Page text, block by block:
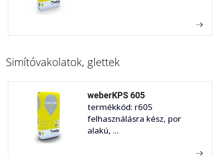
Simítóvakolatok, glettek
weberKPS 605
termékkód: r605
felhasználásra kész, por
alakú, ...